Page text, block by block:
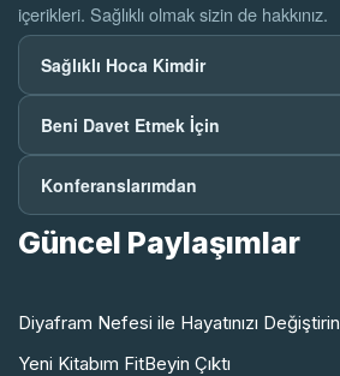
içerikleri. Sağlıklı olmak sizin de hakkınız.
Sağlıklı Hoca Kimdir
Beni Davet Etmek İçin
Konferanslarımdan
Güncel Paylaşımlar
Diyafram Nefesi ile Hayatınızı Değiştirin
Yeni Kitabım FitBeyin Çıktı